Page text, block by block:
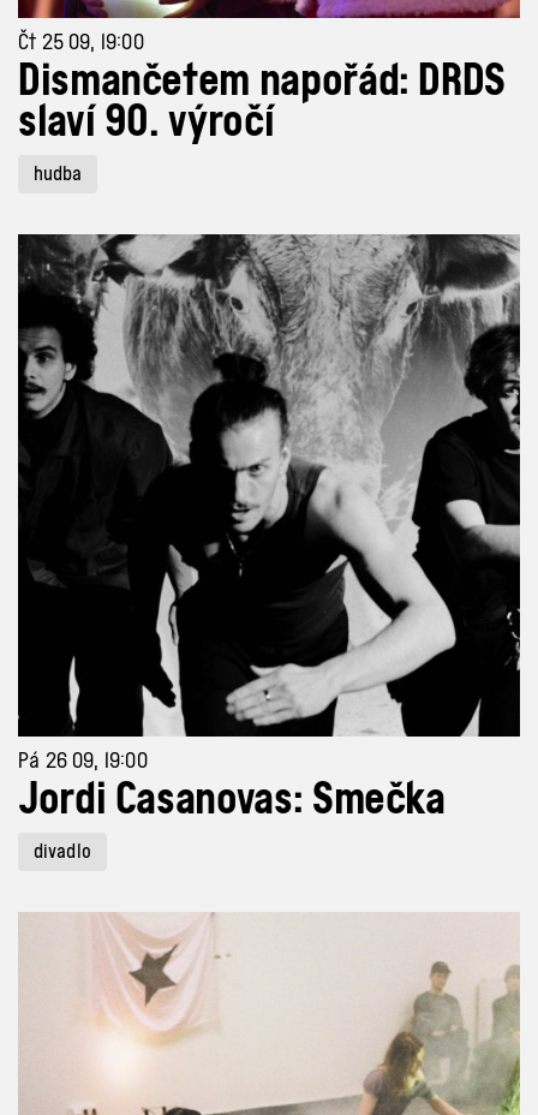
Čt 25 09, 19:00
Dismančetem napořád: DRDS
slaví 90. výročí
hudba
Pá 26 09, 19:00
Jordi Casanovas: Smečka
divadlo